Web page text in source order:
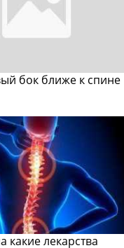
бок ближе к спине
какие лекарства